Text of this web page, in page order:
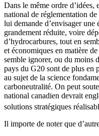
Dans le même ordre d’idées,
national de réglementation
lui demande d’envisager une
grandement réduite, voire
d’hydrocarbures, tout en
et économiques en matière
semble ignorer, ou du moins
pays du G20 sont de plus en
au sujet de la science
carboneutralité. On peut
national canadien devrait
solutions stratégiques
Il importe de noter que